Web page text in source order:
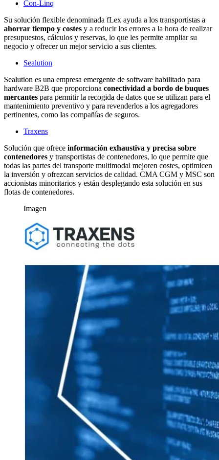
Con-Linq
Su solución flexible denominada fLex ayuda a los transportistas a
ahorrar tiempo y costes y a reducir los errores a la hora de realizar
presupuestos, cálculos y reservas, lo que les permite ampliar su
negocio y ofrecer un mejor servicio a sus clientes.
Sealution
Sealution es una empresa emergente de software habilitado para
hardware B2B que proporciona conectividad a bordo de buques
mercantes para permitir la recogida de datos que se utilizan para el
mantenimiento preventivo y para revenderlos a los agregadores
pertinentes, como las compañías de seguros.
Traxens
Solución que ofrece información exhaustiva y precisa sobre
contenedores y transportistas de contenedores, lo que permite que
todas las partes del transporte multimodal mejoren costes, optimicen
la inversión y ofrezcan servicios de calidad. CMA CGM y MSC son
accionistas minoritarios y están desplegando esta solución en sus
flotas de contenedores.
Imagen